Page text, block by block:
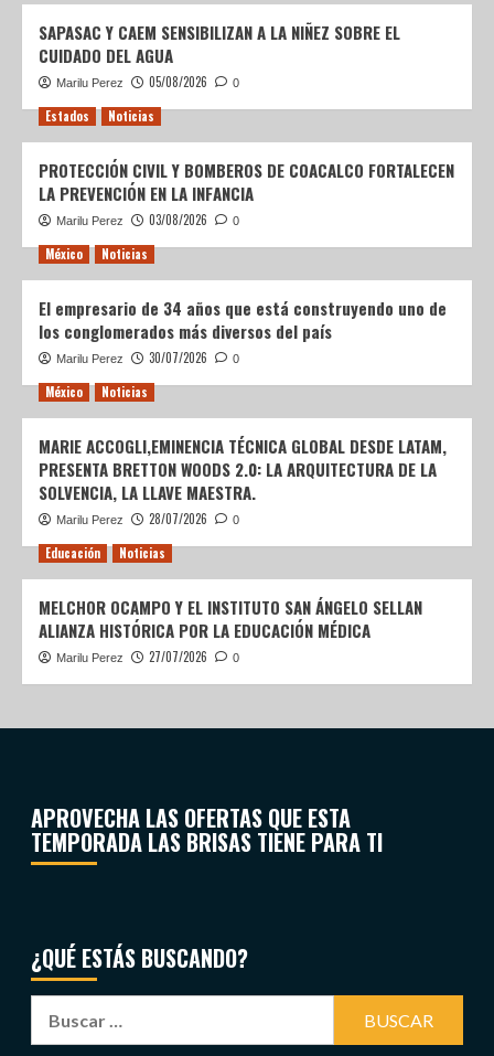
SAPASAC Y CAEM SENSIBILIZAN A LA NIÑEZ SOBRE EL
CUIDADO DEL AGUA
Marilu Perez 05/08/2026 0
Estados Noticias
PROTECCIÓN CIVIL Y BOMBEROS DE COACALCO FORTALECEN
LA PREVENCIÓN EN LA INFANCIA
Marilu Perez 03/08/2026 0
México Noticias
El empresario de 34 años que está construyendo uno de
los conglomerados más diversos del país
Marilu Perez 30/07/2026 0
México Noticias
MARIE ACCOGLI,EMINENCIA TÉCNICA GLOBAL DESDE LATAM,
PRESENTA BRETTON WOODS 2.0: LA ARQUITECTURA DE LA
SOLVENCIA, LA LLAVE MAESTRA.
Marilu Perez 28/07/2026 0
Educación Noticias
MELCHOR OCAMPO Y EL INSTITUTO SAN ÁNGELO SELLAN
ALIANZA HISTÓRICA POR LA EDUCACIÓN MÉDICA
Marilu Perez 27/07/2026 0
APROVECHA LAS OFERTAS QUE ESTA
TEMPORADA LAS BRISAS TIENE PARA TI
¿QUÉ ESTÁS BUSCANDO?